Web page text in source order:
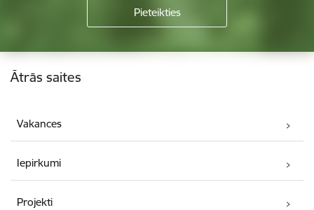
Kājene
Ātrās saites
Vakances
Iepirkumi
Projekti